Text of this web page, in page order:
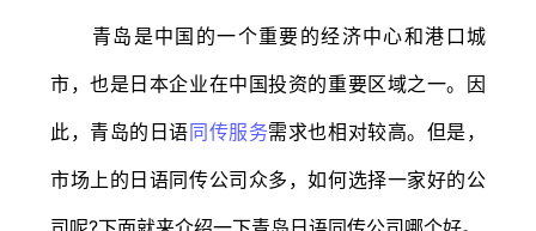
青岛是中国的一个重要的经济中心和港口城
市，也是日本企业在中国投资的重要区域之一。因
此，青岛的日语同传服务需求也相对较高。但是，
市场上的日语同传公司众多，如何选择一家好的公